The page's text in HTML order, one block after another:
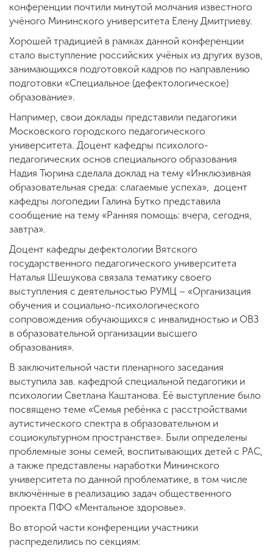
конференции почтили минутой молчания известного
учёного Мининского университета Елену Дмитриеву.
Хорошей традицией в рамках данной конференции
стало выступление российских учёных из других вузов,
занимающихся подготовкой кадров по направлению
подготовки «Специальное (дефектологическое)
образование».
Например, свои доклады представили педагогики
Московского городского педагогического
университета. Доцент кафедры психолого-
педагогических основ специального образования
Надия Тюрина сделала доклад на тему «Инклюзивная
образовательная среда: слагаемые успеха», доцент
кафедры логопедии Галина Бутко представила
сообщение на тему «Ранняя помощь: вчера, сегодня,
завтра».
Доцент кафедры дефектологии Вятского
государственного педагогического университета
Наталья Шешукова связала тематику своего
выступления с деятельностью РУМЦ – «Организация
обучения и социально-психологического
сопровождения обучающихся с инвалидностью и ОВЗ
в образовательной организации высшего
образования».
В заключительной части пленарного заседания
выступила зав. кафедрой специальной педагогики и
психологии Светлана Каштанова. Её выступление было
посвящено теме «Семья ребёнка с расстройствами
аутистического спектра в образовательном и
социокультурном пространстве». Были определены
проблемные зоны семей, воспитывающих детей с РАС,
а также представлены наработки Мининского
университета по данной проблематике, в том числе
включённые в реализацию задач общественного
проекта ПФО «Ментальное здоровье».
Во второй части конференции участники
распределились по секциям: